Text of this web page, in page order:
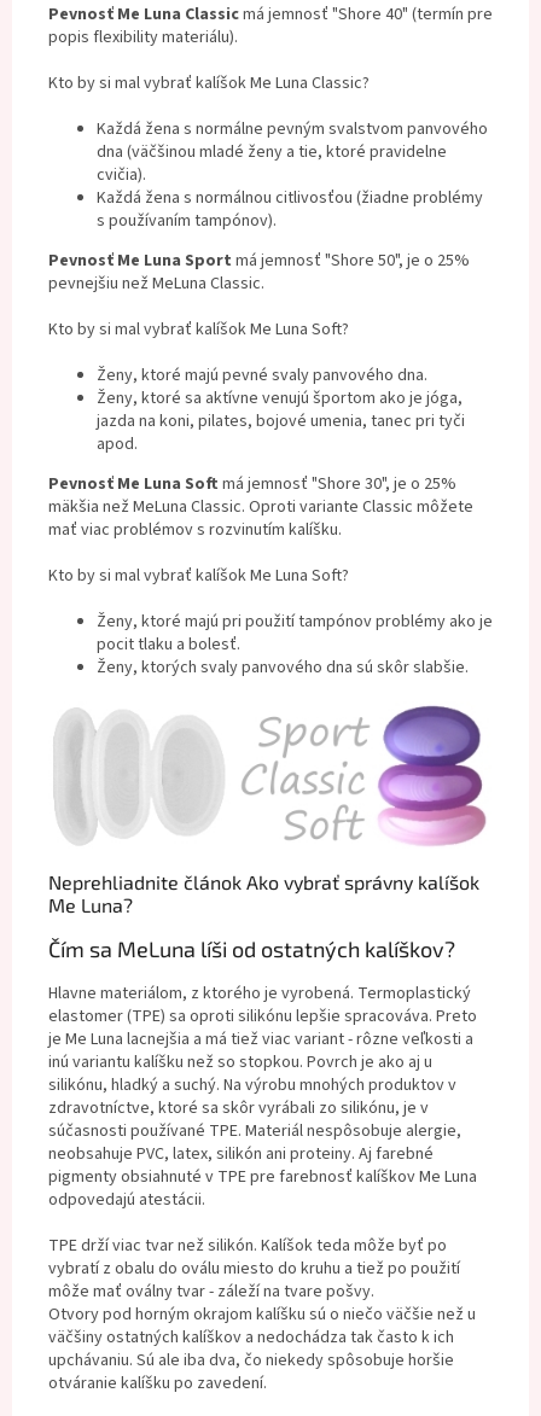
Pevnosť Me Luna Classicmá jemnosť "Shore 40" (termín pre
popis flexibility materiálu).
Kto by si mal vybrať kalíšok Me Luna Classic?
Každá žena s normálne pevným svalstvom panvového
dna (väčšinou mladé ženy a tie, ktoré pravidelne
cvičia).
Každá žena s normálnou citlivosťou (žiadne problémy
s používaním tampónov).
Pevnosť Me Luna Sport má jemnosť "Shore 50", je o 25%
pevnejšiu než MeLuna Classic.
Kto by si mal vybrať kalíšok Me Luna Soft?
Ženy, ktoré majú pevné svaly panvového dna.
Ženy, ktoré sa aktívne venujú športom ako je jóga,
jazda na koni, pilates, bojové umenia, tanec pri tyči
apod.
Pevnosť Me Luna Soft má jemnosť "Shore 30", je o 25%
mäkšia než MeLuna Classic. Oproti variante Classic môžete
mať viac problémov s rozvinutím kalíšku.
Kto by si mal vybrať kalíšok Me Luna Soft?
Ženy, ktoré majú pri použití tampónov problémy ako je
pocit tlaku a bolesť.
Ženy, ktorých svaly panvového dna sú skôr slabšie.
Neprehliadnite článok Ako vybrať správny kalíšok
Me Luna?
Čím sa MeLuna líši od ostatných kalíškov?
Hlavne materiálom, z ktorého je vyrobená. Termoplastický
elastomer (TPE) sa oproti silikónu lepšie spracováva. Preto
je Me Luna lacnejšia a má tiež viac variant - rôzne veľkosti a
inú variantu kalíšku než so stopkou. Povrch je ako aj u
silikónu, hladký a suchý. Na výrobu mnohých produktov v
zdravotníctve, ktoré sa skôr vyrábali zo silikónu, je v
súčasnosti používané TPE. Materiál nespôsobuje alergie,
neobsahuje PVC, latex, silikón ani proteiny. Aj farebné
pigmenty obsiahnuté v TPE pre farebnosť kalíškov Me Luna
odpovedajú atestácii.
TPE drží viac tvar než silikón. Kalíšok teda môže byť po
vybratí z obalu do oválu miesto do kruhu a tiež po použití
môže mať oválny tvar - záleží na tvare pošvy.
Otvory pod horným okrajom kalíšku sú o niečo väčšie než u
väčšiny ostatných kalíškov a nedochádza tak často k ich
upchávaniu. Sú ale iba dva, čo niekedy spôsobuje horšie
otváranie kalíšku po zavedení.